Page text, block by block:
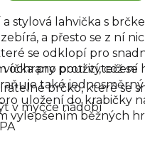
stylová lahvička s
a přesto se z ní
se odklopí pro
víčka pro použití, což
také
uložení do krabičky
vylepšením běžných
ochrany proti vytečení
brčko, které se
v myčce nádobí